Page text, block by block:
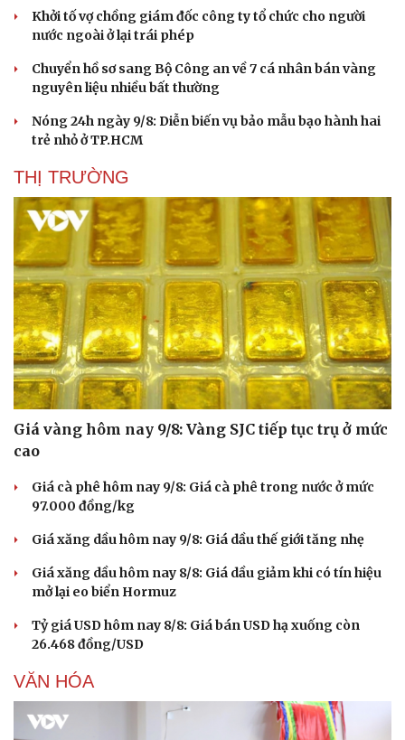
Cải chính
Khởi tố vợ chồng giám đốc công ty tổ chức cho người
nước ngoài ở lại trái phép
Chuyển hồ sơ sang Bộ Công an về 7 cá nhân bán vàng
nguyên liệu nhiều bất thường
Nóng 24h ngày 9/8: Diễn biến vụ bảo mẫu bạo hành hai
trẻ nhỏ ở TP.HCM
THỊ TRƯỜNG
Giá vàng hôm nay 9/8: Vàng SJC tiếp tục trụ ở mức
cao
Giá cà phê hôm nay 9/8: Giá cà phê trong nước ở mức
97.000 đồng/kg
Giá xăng dầu hôm nay 9/8: Giá dầu thế giới tăng nhẹ
Giá xăng dầu hôm nay 8/8: Giá dầu giảm khi có tín hiệu
mở lại eo biển Hormuz
Tỷ giá USD hôm nay 8/8: Giá bán USD hạ xuống còn
26.468 đồng/USD
VĂN HÓA